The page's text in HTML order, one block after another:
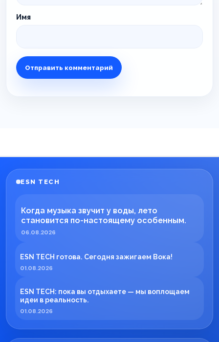
Имя
ESN TECH
Когда музыка звучит у воды, лето
становится по-настоящему особенным.
06.08.2026
ESN TECH готова. Сегодня зажигаем Вока!
01.08.2026
ESN TECH: пока вы отдыхаете — мы воплощаем
идеи в реальность.
01.08.2026